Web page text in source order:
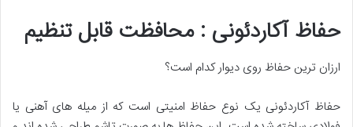
حفاظ آکاردئونی : محافظت قابل تنظیم
ارزان ترین حفاظ روی دیوار کدام است؟
حفاظ آکاردئونی یک نوع حفاظ امنیتی است که از میله های آهنی یا